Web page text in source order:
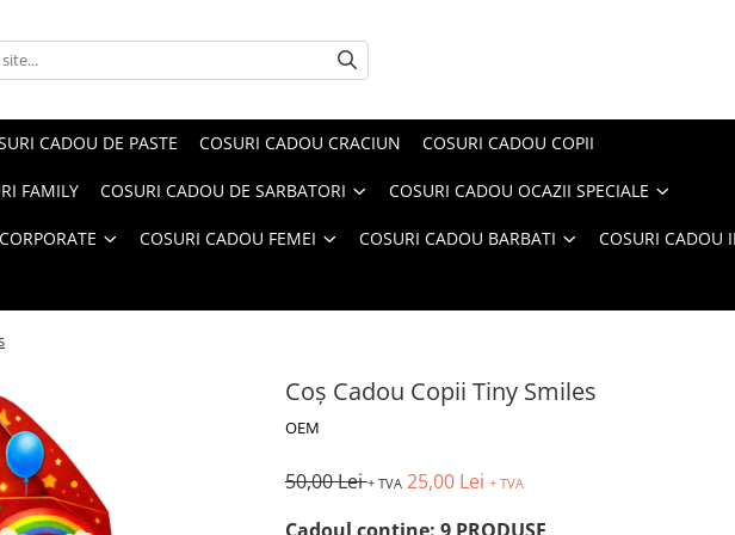
CADOU DE PASTE COSURI CADOU CRACIUN COSURI CADOU COPII
FAMILY COSURI CADOU DE SARBATORI COSURI CADOU OCAZII SPECIALE
COSURI CADOU FEMEI COSURI CADOU BARBATI COSURI CADOU
Coș Cadou Copii Tiny Smiles
OEM
50,00 Lei+ TVA 25,00 Lei + TVA